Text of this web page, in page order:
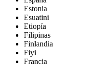
Estonia
Esuatini
Etiopía
Filipinas
Finlandia
Fiyi
Francia